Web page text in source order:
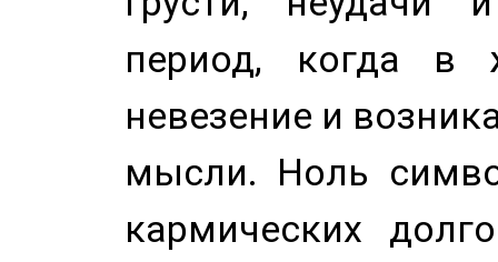
период, когда в
невезение и
мысли. Ноль
кармических